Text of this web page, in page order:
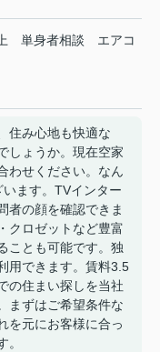
単身者相談
エアコ
住み心地も快適な
しょうか。現在空家
わせください。なん
ます。TVインター
者の顔を確認できま
クロゼットなど豊富
ことも可能です。独
用できます。賃料3.5
の住まい探しを当社
まずはご希望条件な
を元にお客様に合っ
。